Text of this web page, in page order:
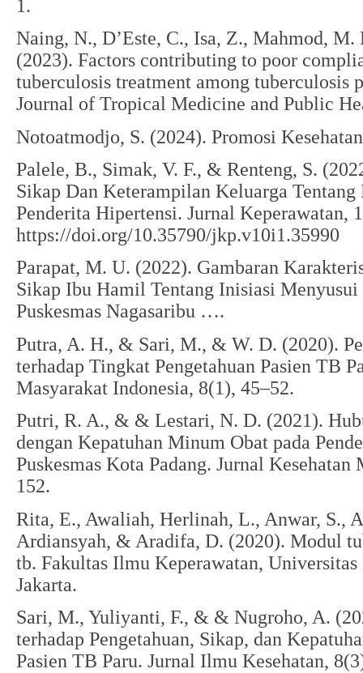
1.
Naing, N., D’Este, C., Isa, Z., Mahmod,
(2023). Factors contributing to poor
tuberculosis treatment among tuberculosis
Journal of Tropical Medicine and Public
Notoatmodjo, S. (2024). Promosi
Palele, B., Simak, V. F., & Renteng, S.
Sikap Dan Keterampilan Keluarga Tentang
Penderita Hipertensi. Jurnal Keperawatan,
https://doi.org/10.35790/jkp.v10i1.35990
Parapat, M. U. (2022). Gambaran
Sikap Ibu Hamil Tentang Inisiasi
Puskesmas Nagasaribu ….
Putra, A. H., & Sari, M., & W. D. (2020).
terhadap Tingkat Pengetahuan Pasien TB
Masyarakat Indonesia, 8(1), 45–52.
Putri, R. A., & & Lestari, N. D. (2021).
dengan Kepatuhan Minum Obat pada
Puskesmas Kota Padang. Jurnal
152.
Rita, E., Awaliah, Herlinah, L., Anwar, S.,
Ardiansyah, & Aradifa, D. (2020). Modul
tb. Fakultas Ilmu Keperawatan,
Jakarta.
Sari, M., Yuliyanti, F., & & Nugroho, A.
terhadap Pengetahuan, Sikap, dan
Pasien TB Paru. Jurnal Ilmu Kesehatan,